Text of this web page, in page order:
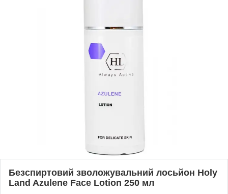
Безспиртовий зволожувальний лосьйон Holy
Land Azulene Face Lotion 250 мл